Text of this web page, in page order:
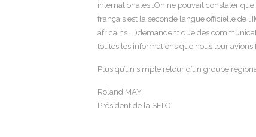
internationales…On ne pouvait constater
français est la seconde langue officielle de
africains…..)demandent que des
toutes les informations que nous leur avions
Plus qu’un simple retour d’un groupe
Roland MAY
Président de la SFIIC